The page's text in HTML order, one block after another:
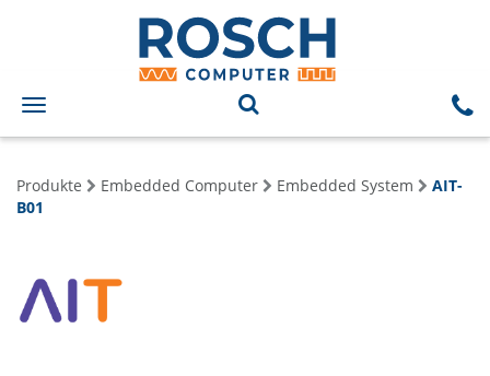
Toggle
navigation
Produkte Embedded Computer Embedded System
AIT-
B01